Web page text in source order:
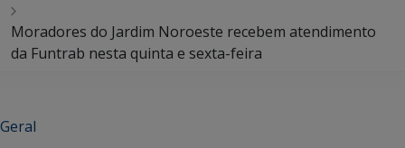
Moradores do Jardim Noroeste recebem atendimento
da Funtrab nesta quinta e sexta-feira
Geral